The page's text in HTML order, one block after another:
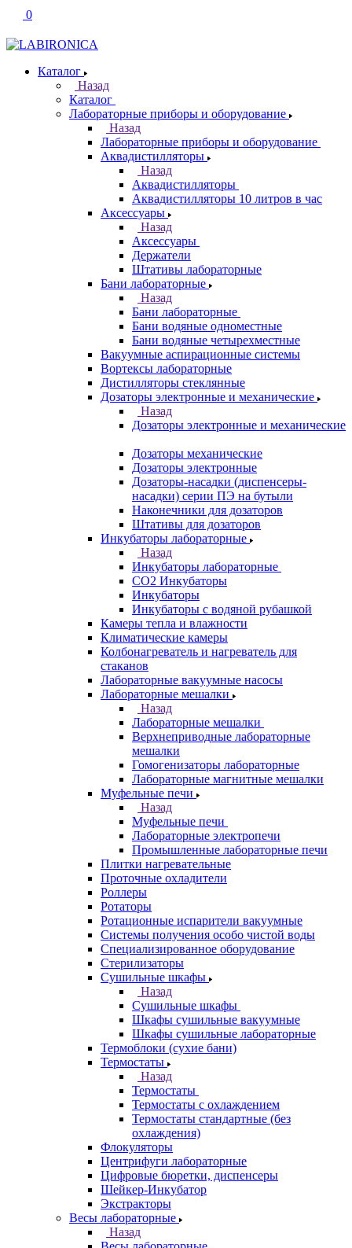
0
Каталог
Назад
Каталог
Лабораторные приборы и оборудование
Назад
Лабораторные приборы и оборудование
Аквадистилляторы
Назад
Аквадистилляторы
Аквадистилляторы 10 литров в час
Аксессуары
Назад
Аксессуары
Держатели
Штативы лабораторные
Бани лабораторные
Назад
Бани лабораторные
Бани водяные одноместные
Бани водяные четырехместные
Вакуумные аспирационные системы
Вортексы лабораторные
Дистилляторы стеклянные
Дозаторы электронные и механические
Назад
Дозаторы электронные и механические
Дозаторы механические
Дозаторы электронные
Дозаторы-насадки (диспенсеры-
насадки) серии ПЭ на бутыли
Наконечники для дозаторов
Штативы для дозаторов
Инкубаторы лабораторные
Назад
Инкубаторы лабораторные
CO2 Инкубаторы
Инкубаторы
Инкубаторы с водяной рубашкой
Камеры тепла и влажности
Климатические камеры
Колбонагреватель и нагреватель для
стаканов
Лабораторные вакуумные насосы
Лабораторные мешалки
Назад
Лабораторные мешалки
Верхнеприводные лабораторные
мешалки
Гомогенизаторы лабораторные
Лабораторные магнитные мешалки
Муфельные печи
Назад
Муфельные печи
Лабораторные электропечи
Промышленные лабораторные печи
Плитки нагревательные
Проточные охладители
Роллеры
Ротаторы
Ротационные испарители вакуумные
Системы получения особо чистой воды
Специализированное оборудование
Стерилизаторы
Сушильные шкафы
Назад
Сушильные шкафы
Шкафы сушильные вакуумные
Шкафы сушильные лабораторные
Термоблоки (сухие бани)
Термостаты
Назад
Термостаты
Термостаты с охлаждением
Термостаты стандартные (без
охлаждения)
Флокуляторы
Центрифуги лабораторные
Цифровые бюретки, диспенсеры
Шейкер-Инкубатор
Экстракторы
Весы лабораторные
Назад